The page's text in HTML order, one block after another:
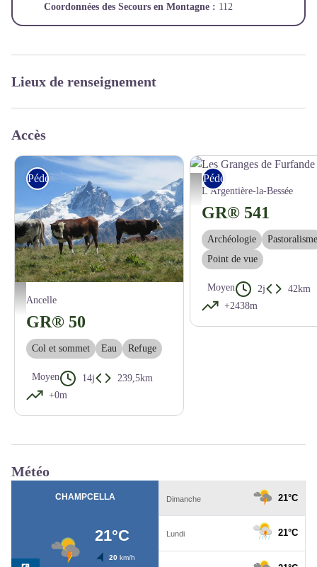
Coordonnées des Secours en Montagne : 112
Lieux de renseignement
Accès
Vue epoustouflante sur les glaciers - CDRP 05
Pédestre
Ancelle
GR® 50
Col et sommet Eau Refuge
Moyen 14j
239,5km
+0m
Les Granges de Furfande -
Pédestre
L'Argentière-la-Bessée
GR® 541
Archéologie
Pastoralisme
Point de vue
Moyen 2j
42km
+2438m
Météo